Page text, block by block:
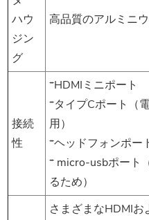
ハウ
ジン
グ
高品質のアルミニ
接続
性
*HDMIミニポート
*タイプCポート（
用）
*ヘッドフォンポー
* micro-usbポート
るため）
さまざまなHDMI